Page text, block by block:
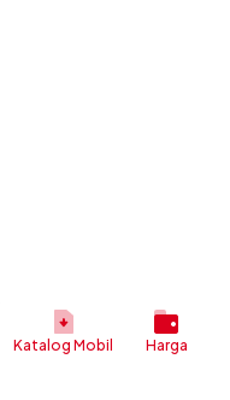
Katalog Mobil Harga